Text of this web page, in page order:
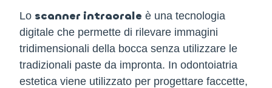
Lo scanner intraorale è una tecnologia
digitale che permette di rilevare immagini
tridimensionali della bocca senza utilizzare le
tradizionali paste da impronta. In odontoiatria
estetica viene utilizzato per progettare faccette,